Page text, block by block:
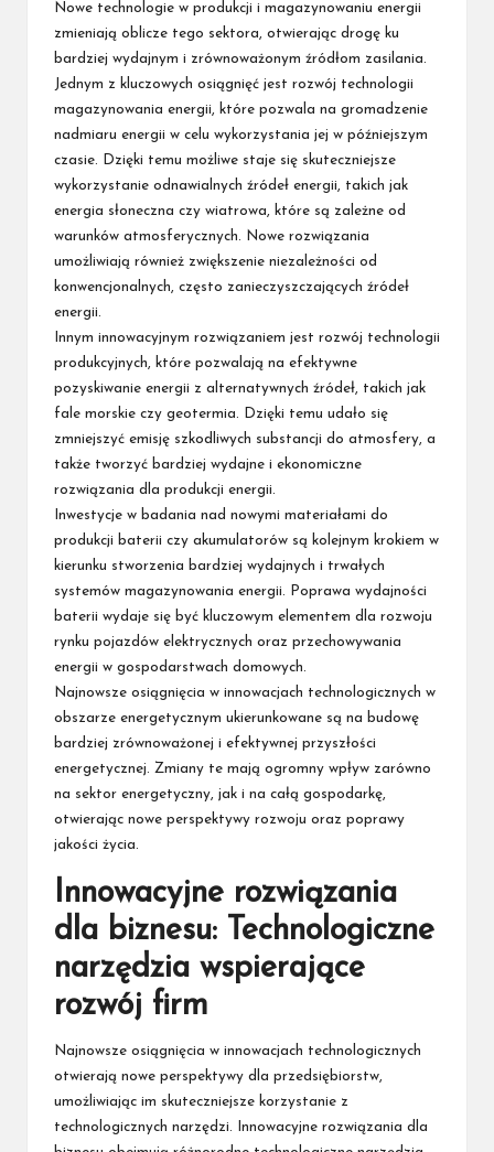
Nowe technologie w produkcji i magazynowaniu energii
zmieniają oblicze tego sektora, otwierając drogę ku
bardziej wydajnym i zrównoważonym źródłom zasilania.
Jednym z kluczowych osiągnięć jest rozwój technologii
magazynowania energii, które pozwala na gromadzenie
nadmiaru energii w celu wykorzystania jej w późniejszym
czasie. Dzięki temu możliwe staje się skuteczniejsze
wykorzystanie odnawialnych źródeł energii, takich jak
energia słoneczna czy wiatrowa, które są zależne od
warunków atmosferycznych. Nowe rozwiązania
umożliwiają również zwiększenie niezależności od
konwencjonalnych, często zanieczyszczających źródeł
energii.
Innym innowacyjnym rozwiązaniem jest rozwój technologii
produkcyjnych, które pozwalają na efektywne
pozyskiwanie energii z alternatywnych źródeł, takich jak
fale morskie czy geotermia. Dzięki temu udało się
zmniejszyć emisję szkodliwych substancji do atmosfery, a
także tworzyć bardziej wydajne i ekonomiczne
rozwiązania dla produkcji energii.
Inwestycje w badania nad nowymi materiałami do
produkcji baterii czy akumulatorów są kolejnym krokiem w
kierunku stworzenia bardziej wydajnych i trwałych
systemów magazynowania energii. Poprawa wydajności
baterii wydaje się być kluczowym elementem dla rozwoju
rynku pojazdów elektrycznych oraz przechowywania
energii w gospodarstwach domowych.
Najnowsze osiągnięcia w innowacjach technologicznych w
obszarze energetycznym ukierunkowane są na budowę
bardziej zrównoważonej i efektywnej przyszłości
energetycznej. Zmiany te mają ogromny wpływ zarówno
na sektor energetyczny, jak i na całą gospodarkę,
otwierając nowe perspektywy rozwoju oraz poprawy
jakości życia.
Innowacyjne rozwiązania
dla biznesu: Technologiczne
narzędzia wspierające
rozwój firm
Najnowsze osiągnięcia w innowacjach technologicznych
otwierają nowe perspektywy dla przedsiębiorstw,
umożliwiając im skuteczniejsze korzystanie z
technologicznych narzędzi. Innowacyjne rozwiązania dla